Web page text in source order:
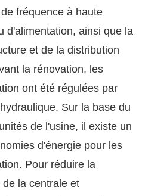
fréquence à haute
d'alimentation, ainsi que la
et de la distribution
la rénovation, les
ont été régulées par
Sur la base du
de l'usine, il existe un
d'énergie pour les
Pour réduire la
la centrale et